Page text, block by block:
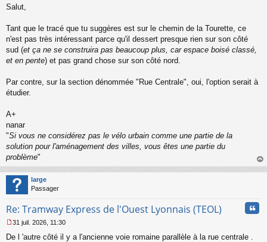
u
e
s
g
e
n
n
u
Salut,
Tant que le tracé que tu suggères est sur le chemin de la Tourette, ce
n'est pas très intéressant parce qu'il dessert presque rien sur son côté
sud (et ça ne se construira pas beaucoup plus, car espace boisé classé,
et en pente) et pas grand chose sur son côté nord.
Par contre, sur la section dénommée "Rue Centrale", oui, l'option serait à
étudier.
A+
nanar
"Si vous ne considérez pas le vélo urbain comme une partie de la
solution pour l'aménagement des villes, vous êtes une partie du
problème"
au
large
Passager
Re: Tramway Express de l'Ouest Lyonnais (TEOL)
e
31 juil. 2026, 11:30
De l 'autre côté il y a l'ancienne voie romaine parallèle à la rue centrale .